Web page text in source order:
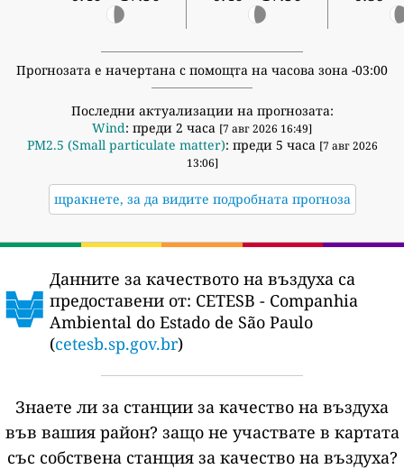
Прогнозата е начертана с помощта на часова зона -03:00
Последни актуализации на прогнозата:
Wind: преди 2 часа [7 авг 2026 16:49]
PM2.5 (Small particulate matter): преди 5 часа [7 авг 2026
13:06]
щракнете, за да видите подробната прогноза
Данните за качеството на въздуха са
предоставени от: CETESB - Companhia
Ambiental do Estado de São Paulo
(cetesb.sp.gov.br)
Знаете ли за станции за качество на въздуха
във вашия район? защо не участвате в картата
със собствена станция за качество на въздуха?